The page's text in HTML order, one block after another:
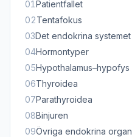
01 Patientfallet
02Tentafokus
03Det endokrina systemet
04Hormontyper
05Hypothalamus–hypofys
06Thyroidea
07Parathyroidea
08Binjuren
09Övriga endokrina organ